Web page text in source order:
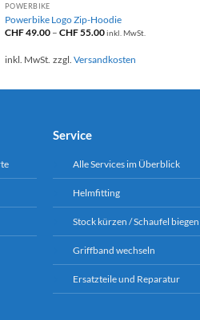
POWERBIKE
Powerbike Logo Zip-Hoodie
CHF49.00– CHF55.00inkl. MwSt.
inkl. MwSt. zzgl. Versandkosten
Service
Alle Services im Überblick
Helmfitting
Stock kürzen / Schaufel biegen
Griffband wechseln
Ersatzteile und Reparatur